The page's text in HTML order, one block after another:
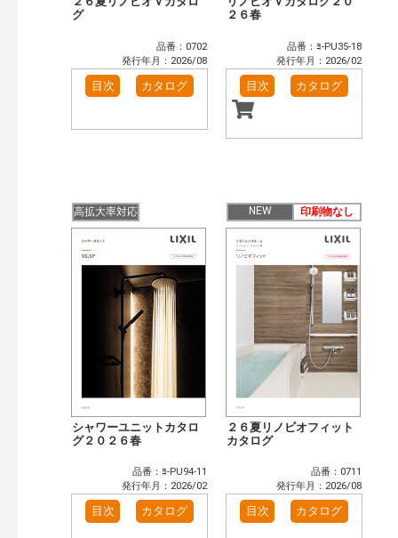
グ
品番：0702
発行年月：2026/08
目次 カタログ
２６春
品番：ﾖ-PU35-18
発行年月：2026/02
目次 カタログ
高拡大率対応
シャワーユニットカタロ
グ２０２６春
品番：ﾖ-PU94-11
発行年月：2026/02
目次 カタログ
NEW 印刷物なし
２６夏リノビオフィット
カタログ
品番：0711
発行年月：2026/08
目次 カタログ